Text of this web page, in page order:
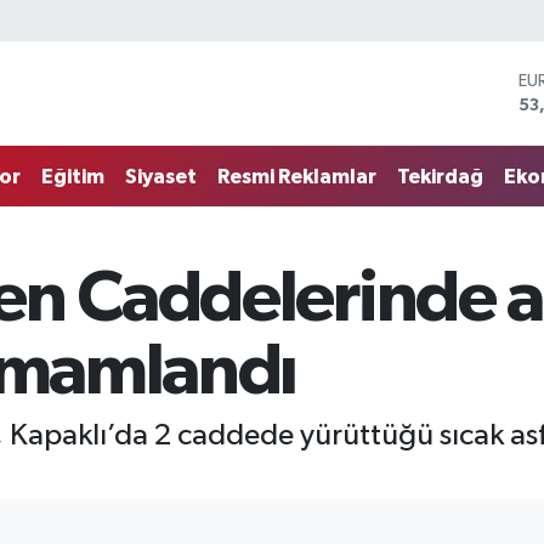
Eğitim Siyaset Resmi Reklamlar Tekirdağ
Caddelerinde
2 caddede yürüttüğü sıcak